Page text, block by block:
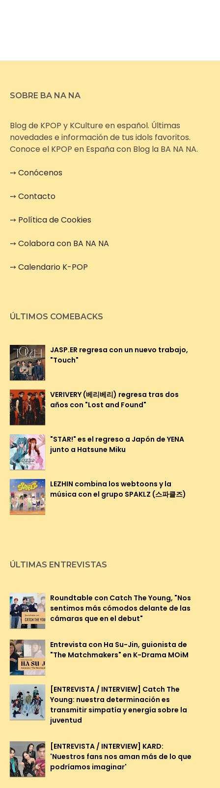
SOBRE BA NA NA
Blog de KPOP y KCulture en español. Últimas
novedades e información de tus idols favoritos.
Conoce el KPOP en España con Blog la BA NA NA.
➙Conócenos
➙Contacto
➙ Política de Cookies
➙Colabora con BA NA NA
➙Calendario K-POP
ÚLTIMOS COMEBACKS
JASP.ER regresa con un nuevo trabajo,
"Touch"
VERIVERY (베리베리) regresa tras dos
años con "Lost and Found"
"STAR!" es el regreso a Japón de YENA
junto a Hatsune Miku
LEZHIN combina los webtoons y la
música con el grupo SPAKLZ (스파클즈)
ÚLTIMAS ENTREVISTAS
Roundtable con Catch The Young, "Nos
sentimos más cómodos delante de las
cámaras que en el debut"
Entrevista con Ha Su-Jin, guionista de
"The Matchmakers" en K-Drama MOiM
[ENTREVISTA / INTERVIEW] Catch The
Young: nuestra determinación es
transmitir simpatía y energía sobre la
juventud
[ENTREVISTA / INTERVIEW] KARD:
'Nuestros fans nos aman más de lo que
podríamos imaginar'